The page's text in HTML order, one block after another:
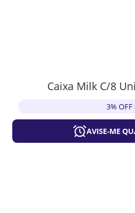
Caixa Milk C/8
3%
AVISE-ME